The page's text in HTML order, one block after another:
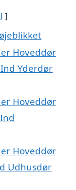
Hoveddør
Yderdør
Hoveddør
Hoveddør
Udhusdør